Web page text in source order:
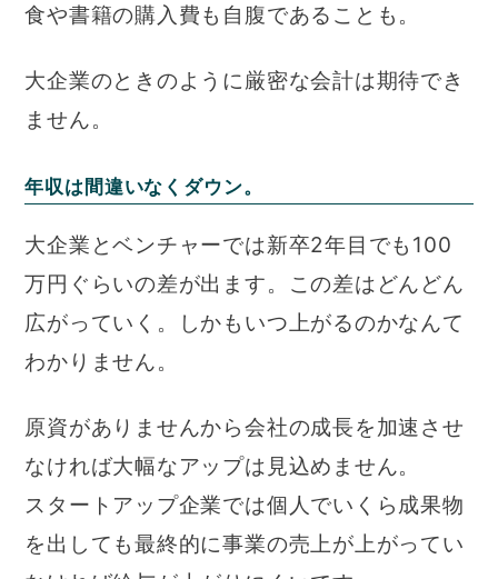
食や書籍の購入費も自腹であることも。
大企業のときのように厳密な会計は期待でき
ません。
年収は間違いなくダウン。
大企業とベンチャーでは新卒2年目でも100
万円ぐらいの差が出ます。この差はどんどん
広がっていく。しかもいつ上がるのかなんて
わかりません。
原資がありませんから会社の成長を加速させ
なければ大幅なアップは見込めません。
スタートアップ企業では個人でいくら成果物
を出しても最終的に事業の売上が上がってい